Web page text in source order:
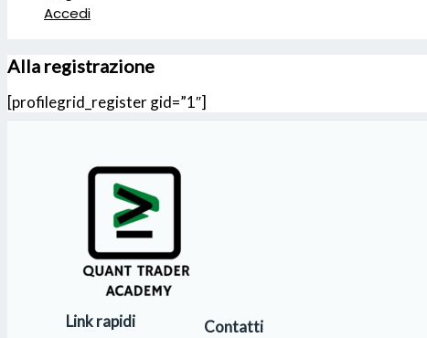
Accedi
Alla registrazione
[profilegrid_register gid=”1″]
Link rapidi Contatti